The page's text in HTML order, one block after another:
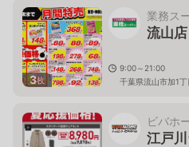
3枚
業務ス
流山店
9:00～21:00
千葉県流山市加1
ビバホ
江戸